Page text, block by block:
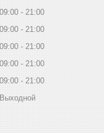
09:00
21:00
09:00
21:00
09:00
21:00
09:00
21:00
09:00
21:00
Выходной